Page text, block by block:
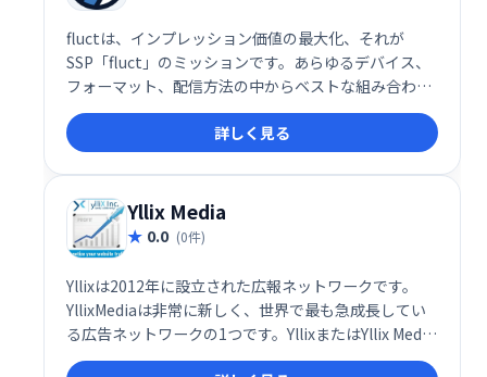
fluctは、インプレッション価値の最大化、それが
SSP「fluct」のミッションです。あらゆるデバイス、
フォーマット、配信方法の中からベストな組み合わせ
を提案し収益性の高い広告を選び出します。
詳しく見る
Yllix Media
0.0 (0件)
Yllixは2012年に設立された広報ネットワークです。
YllixMediaは非常に新しく、世界で最も急成長してい
る広告ネットワークの1つです。YllixまたはYllix Media
は、CPM / CPC / CPAの組み合わせをサポートしてお